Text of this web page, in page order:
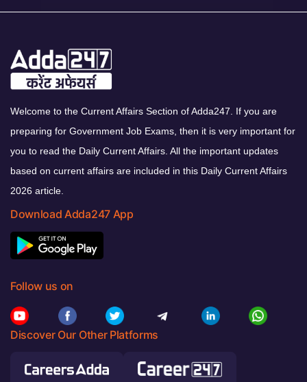
Welcome to the Current Affairs Section of Adda247. If you are
preparing for Government Job Exams, then it is very important for
you to read the Daily Current Affairs. All the important updates
based on current affairs are included in this Daily Current Affairs
2026 article.
Download Adda247 App
Follow us on
Discover Our Other Platforms